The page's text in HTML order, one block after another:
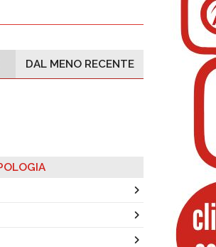
DAL MENO RECENTE